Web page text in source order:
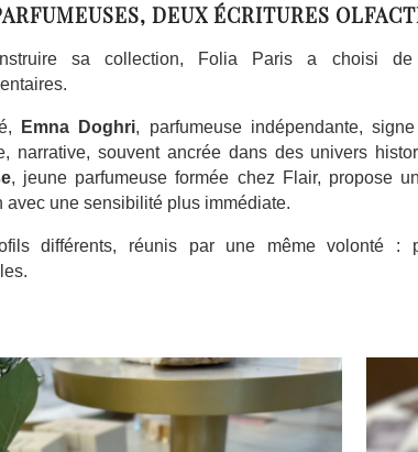
DEUX ÉCRITURES
sa collection, Folia Paris a choisi de
Emna Doghri, parfumeuse indépendante,
narrative, souvent ancrée dans des univers
, jeune parfumeuse formée chez Flair, propose
avec une sensibilité plus immédiate.
différents, réunis par une même volonté :